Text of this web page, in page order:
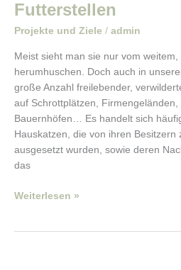
Futterstellen
Projekte und Ziele / admin
Meist sieht man sie nur vom
herumhuschen. Doch auch in
große Anzahl freilebender,
auf Schrottplätzen, Firmengeländen,
Bauernhöfen… Es handelt sich
Hauskatzen, die von ihren Besitzern
ausgesetzt wurden, sowie deren
das
Weiterlesen »